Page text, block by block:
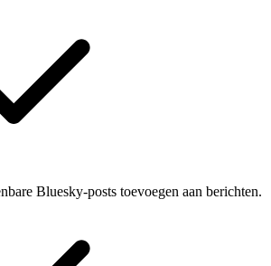
Bluesky-posts toevoegen aan berichten.